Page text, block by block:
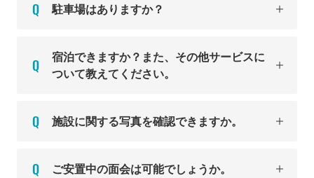
駐車場はありますか？
宿泊できますか？また、その他サービスに
ついて教えてください。
施設に関する写真を確認できますか。
ご安置中の面会は可能でしょうか。